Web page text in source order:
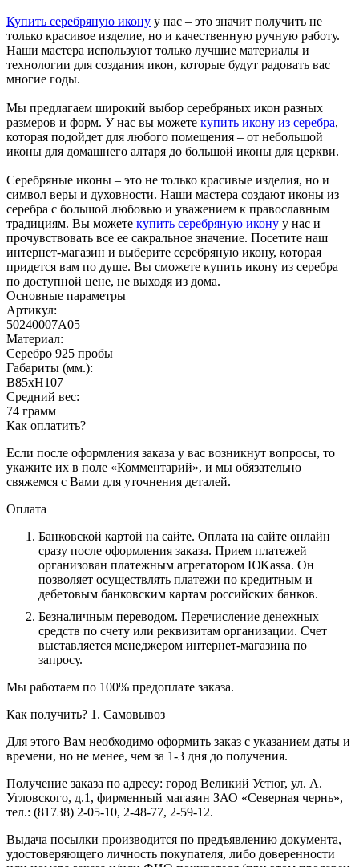
Купить серебряную икону у нас – это значит получить не
только красивое изделие, но и качественную ручную работу.
Наши мастера используют только лучшие материалы и
технологии для создания икон, которые будут радовать вас
многие годы.
Мы предлагаем широкий выбор серебряных икон разных
размеров и форм. У нас вы можете купить икону из серебра,
которая подойдет для любого помещения – от небольшой
иконы для домашнего алтаря до большой иконы для церкви.
Серебряные иконы – это не только красивые изделия, но и
символ веры и духовности. Наши мастера создают иконы из
серебра с большой любовью и уважением к православным
традициям. Вы можете купить серебряную икону у нас и
прочувствовать все ее сакральное значение. Посетите наш
интернет-магазин и выберите серебряную икону, которая
придется вам по душе. Вы сможете купить икону из серебра
по доступной цене, не выходя из дома.
Основные параметры
Артикул:
50240007А05
Материал:
Серебро 925 пробы
Габариты (мм.):
B85хH107
Средний вес:
74 грамм
Как оплатить?
Если после оформления заказа у вас возникнут вопросы, то
укажите их в поле «Комментарий», и мы обязательно
свяжемся с Вами для уточнения деталей.
Оплата
Банковской картой на сайте. Оплата на сайте онлайн
сразу после оформления заказа. Прием платежей
организован платежным агрегатором ЮKassa. Он
позволяет осуществлять платежи по кредитным и
дебетовым банковским картам российских банков.
Безналичным переводом. Перечисление денежных
средств по счету или реквизитам организации. Счет
выставляется менеджером интернет-магазина по
запросу.
Мы работаем по 100% предоплате заказа.
Как получить? 1. Самовывоз
Для этого Вам необходимо оформить заказ с указанием даты и
времени, но не менее, чем за 1-3 дня до получения.
Получение заказа по адресу: город Великий Устюг, ул. А.
Угловского, д.1, фирменный магазин ЗАО «Северная чернь»,
тел.: (81738) 2-05-10, 2-48-77, 2-59-12.
Выдача посылки производится по предъявлению документа,
удостоверяющего личность покупателя, либо доверенности